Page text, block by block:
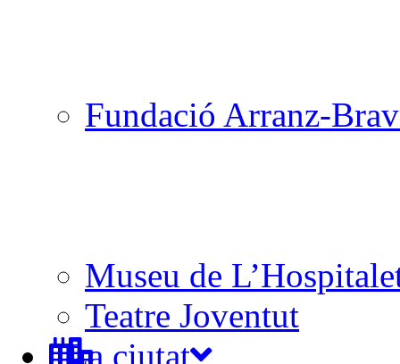
Fundació Arranz-
Museu de
Teatre Joventut
La ciutat